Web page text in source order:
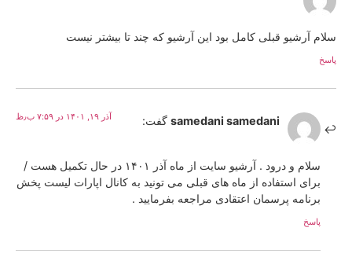
سلام آرشیو قبلی کامل بود این آرشیو که چند تا بیشتر نیست
پاسخ
samedani samedani گفت: آذر ۱۹, ۱۴۰۱ در ۷:۵۹ ب٫ظ
سلام و درود . آرشیو سایت از ماه آذر ۱۴۰۱ در حال تکمیل هست /
برای استفاده از ماه های قبلی می تونید به کانال اپارات لیست پخش
برنامه پرسمان اعتقادی مراجعه بفرمایید .
پاسخ